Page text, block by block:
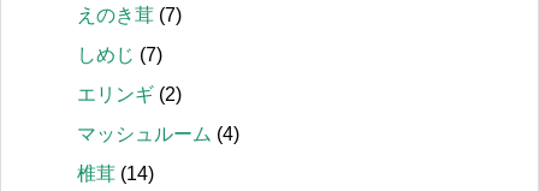
えのき茸 (7)
しめじ (7)
エリンギ (2)
マッシュルーム (4)
椎茸 (14)